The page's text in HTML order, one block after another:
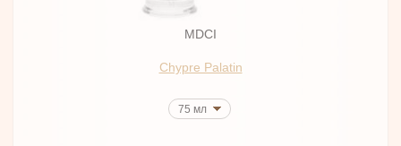
MDCI
Chypre Palatin
75 мл